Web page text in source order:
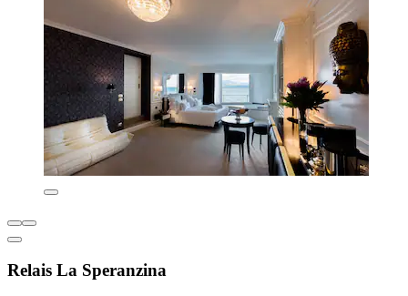
Relais La Speranzina